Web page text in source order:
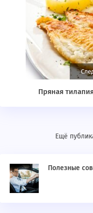
Пряная
Ещё
Полезные